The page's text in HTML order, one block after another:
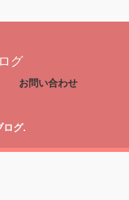
グ
お問い合わせ
ログ.